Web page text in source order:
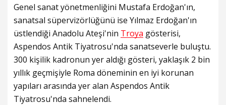
Genel sanat yönetmenliğini Mustafa Erdoğan'ın,
sanatsal süpervizörlüğünü ise Yılmaz Erdoğan'ın
üstlendiği Anadolu Ateşi'nin Troya gösterisi,
Aspendos Antik Tiyatrosu'nda sanatseverle buluştu.
300 kişilik kadronun yer aldığı gösteri, yaklaşık 2 bin
yıllık geçmişiyle Roma döneminin en iyi korunan
yapıları arasında yer alan Aspendos Antik
Tiyatrosu'nda sahnelendi.